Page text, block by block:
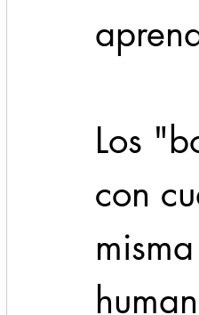
Los
con